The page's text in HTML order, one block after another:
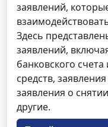
заявлений,
Здесь
заявлений,
банковского
средств,
заявления о
другие.